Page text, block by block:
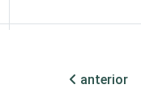
anterior